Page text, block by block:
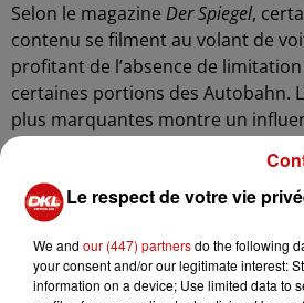
Selon le magazine Der Spiegel,
contenu se filment au volant de
profitant de l’absence de
certaines portions des Autobahn.
plus marquantes montre un
km/h dans une Lamborghini, un
largement partagé sur YouTube.
Même si aucun accident
été officiellement recensé à ce
très préoccupées. Elles estiment
comportements mettent en
Le respect de votre vie
We and our (447) partnersdo the following
your consent and/or our legitimate interest:
information on a device; Use limited data to